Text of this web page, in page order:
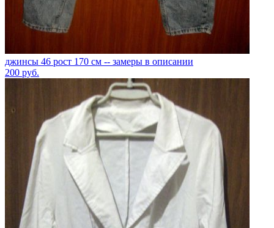
джинсы 46 рост 170 см -- замеры в описании
200 руб.